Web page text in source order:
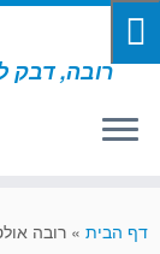
רובה, דבק
דף הבית » רובה